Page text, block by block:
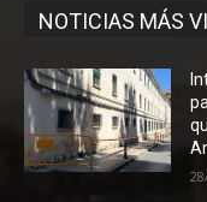
NOTICIAS MÁS